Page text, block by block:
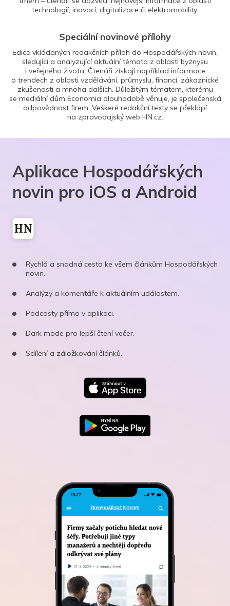
technologií, inovací, digitalizace či elektromobility.
Speciální novinové přílohy
Edice vkládaných redakčních příloh do Hospodářských novin,
sledující a analyzující aktuální témata z oblasti byznysu
i veřejného života. Čtenáři získají například informace
o trendech z oblasti vzdělávání, průmyslu, financí, zákaznické
zkušenosti a mnoha dalších. Důležitým tématem, kterému
se mediální dům Economia dlouhodobě věnuje, je společenská
odpovědnost firem. Veškeré redakční texty se překlápí
na zpravodajský web HN.cz.
Aplikace Hospodářských
novin pro iOS a Android
Rychlá a snadná cesta ke všem článkům Hospodářských
novin.
Analýzy a komentáře k aktuálním událostem.
Podcasty přímo v aplikaci.
Dark mode pro lepší čtení večer.
Sdílení a záložkování článků.